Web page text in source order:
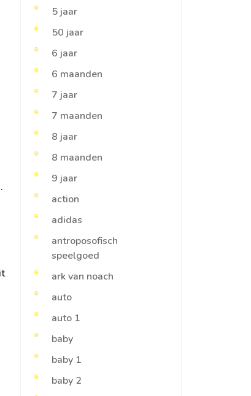
5 jaar
50 jaar
6 jaar
6 maanden
7 jaar
7 maanden
8 jaar
8 maanden
9 jaar
action
adidas
antroposofisch
speelgoed
ark van noach
auto
auto 1
baby
baby 1
baby 2